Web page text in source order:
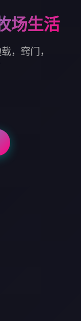
场生活
，窍门，